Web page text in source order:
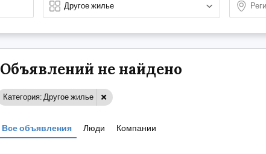
Объявлений не найдено
Категория: Другое жилье
Все объявления Люди Компании